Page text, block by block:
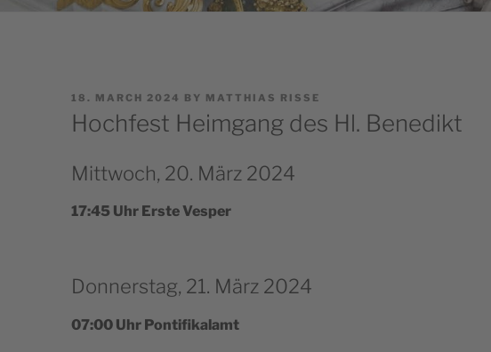
POSTED
18. MARCH 2024 BY MATTHIAS RISSE
Hochfest Heimgang des Hl. Benedikt
Mittwoch, 20. März 2024
17:45 Uhr Erste Vesper
Donnerstag, 21. März 2024
07:00 Uhr Pontifikalamt